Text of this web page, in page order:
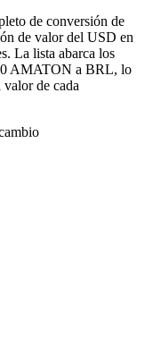
de conversión de
de valor del USD en
La lista abarca los
AMATON a BRL, lo
valor de cada